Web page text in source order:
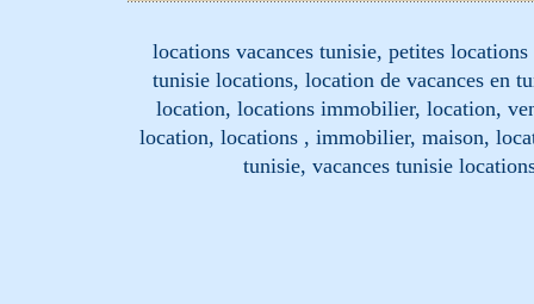
locations vacances tunisie, petites
tunisie locations, location de vacances en
location, locations immobilier, location,
location, locations , immobilier, maison,
tunisie, vacances tunisie